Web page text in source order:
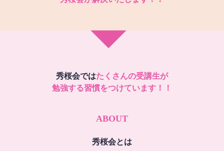
秀桜会ではたくさんの受講生が
勉強する習慣をつけています！！
ABOUT
秀桜会とは